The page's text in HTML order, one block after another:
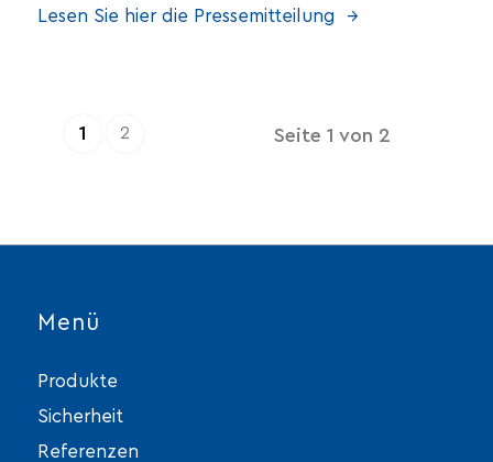
Lesen Sie hier die Pressemitteilung →
Seite 1 von 2
1 2
Menü
Produkte
Sicherheit
Referenzen